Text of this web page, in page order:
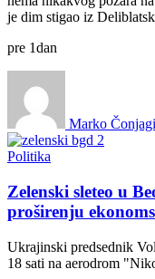
je dim stigao iz
pre 1dan
Marko
Politika
Zelenski sleteo u
proširenju
Ukrajinski predsednik
18 sati na aerodrom